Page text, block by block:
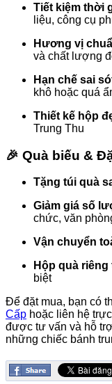
Tiết kiệm thời
liệu, công cụ
Hương vị
và chất lượng
Hạn chế sai
khô hoặc quá
Thiết kế hộp
Trung Thu
🎉 Quà biếu &
Tặng túi quà
Giảm giá số
chức, văn
Vận chuyển
Hộp quà
biệt
Để đặt mua, bạn có
Cấp hoặc liên hệ
được tư vấn và hỗ
những chiếc bánh